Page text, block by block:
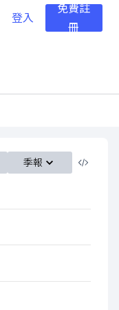
登入
免費註
冊
季報